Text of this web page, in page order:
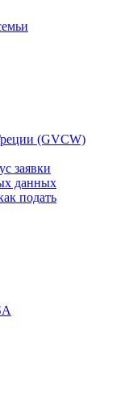
(GVCW)
заявки
данных
подать